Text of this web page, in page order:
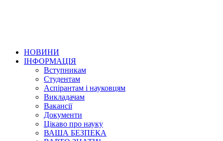
НОВИНИ
ІНФОРМАЦІЯ
Вступникам
Студентам
Аспірантам і науковцям
Викладачам
Вакансії
Документи
Цікаво про науку
ВАША БЕЗПЕКА